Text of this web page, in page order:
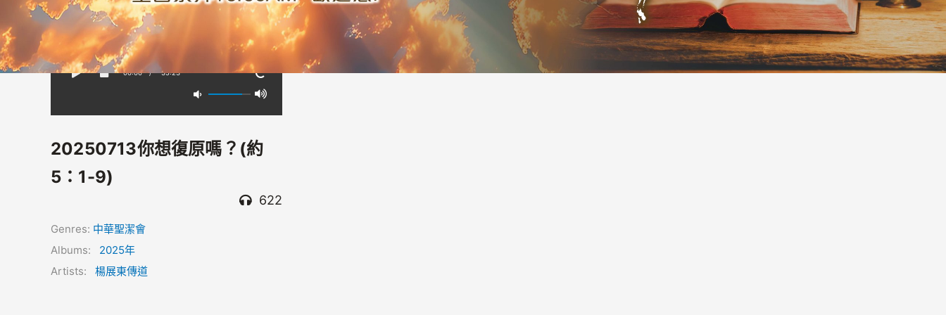
00:00 / -35:23
20250713你想復原嗎？(約
5：1-9)
622
Genres: 中華聖潔會
Albums: 2025年
Artists: 楊展東傳道